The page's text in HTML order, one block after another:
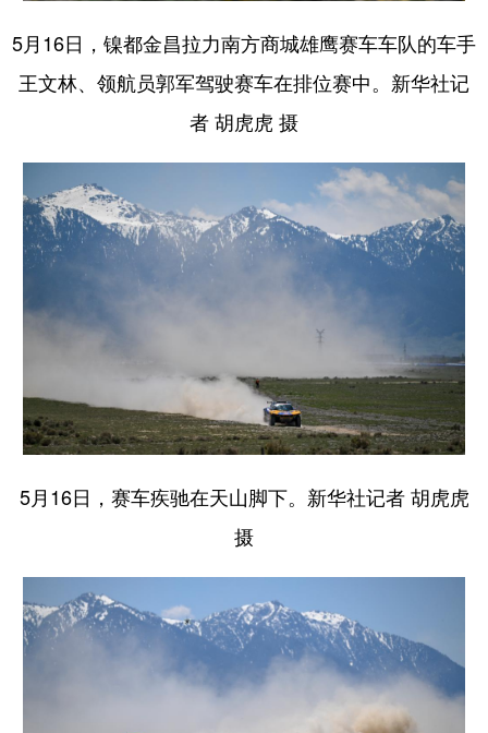
5月16日，镍都金昌拉力南方商城雄鹰赛车车队的车手
王文林、领航员郭军驾驶赛车在排位赛中。新华社记
者 胡虎虎 摄
5月16日，赛车疾驰在天山脚下。新华社记者 胡虎虎
摄